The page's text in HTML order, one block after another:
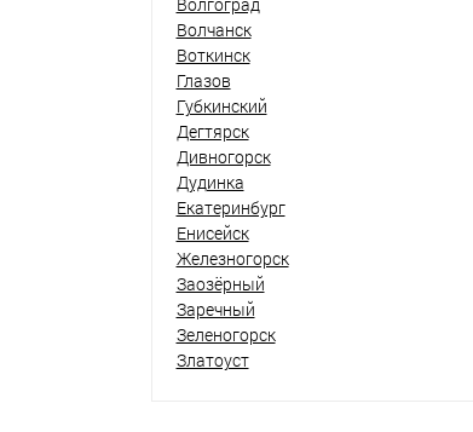
Волгоград
Волчанск
Воткинск
Глазов
Губкинский
Дегтярск
Дивногорск
Дудинка
Екатеринбург
Енисейск
Железногорск
Заозёрный
Заречный
Зеленогорск
Златоуст